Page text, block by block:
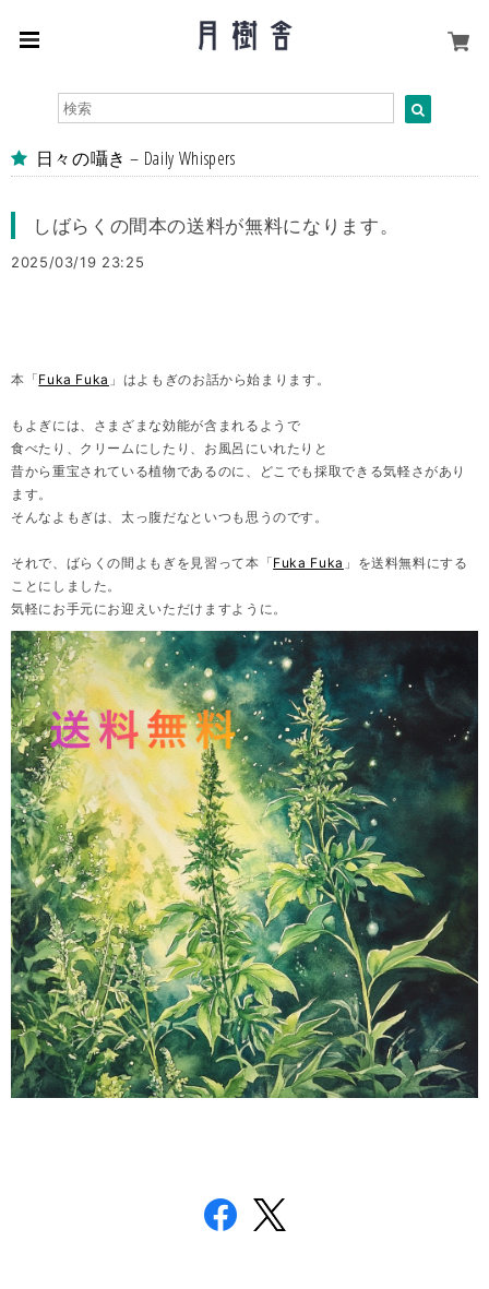
日々の囁き – Daily Whispers
しばらくの間本の送料が無料になります。
2025/03/19 23:25
本「Fuka Fuka 」はよもぎのお話から始まります。
もよぎには、さまざまな効能が含まれるようで
食べたり、クリームにしたり、お風呂にいれたりと
昔から重宝されている植物であるのに、どこでも採取できる気軽さがあり
ます。
そんなよもぎは、太っ腹だなといつも思うのです。
それで、ばらくの間よもぎを見習って本「Fuka Fuka 」を送料無料にする
ことにしました。
気軽にお手元にお迎えいただけますように。